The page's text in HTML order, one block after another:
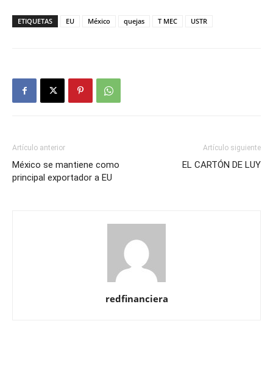
ETIQUETAS EU México quejas T MEC USTR
Artículo anterior
México se mantiene como
principal exportador a EU
Artículo siguiente
EL CARTÓN DE LUY
redfinanciera